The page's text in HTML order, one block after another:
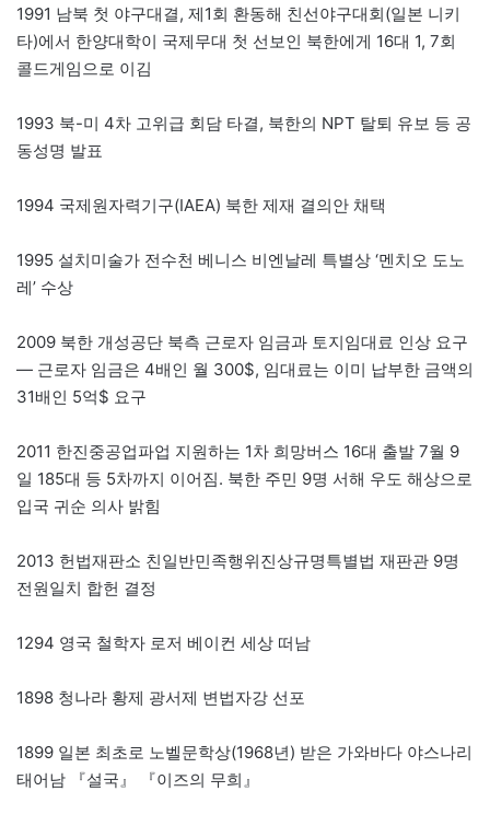
1991 남북 첫 야구대결, 제1회 환동해 친선야구대회(일본 니키
타)에서 한양대학이 국제무대 첫 선보인 북한에게 16대 1, 7회
콜드게임으로 이김
1993 북-미 4차 고위급 회담 타결, 북한의 NPT 탈퇴 유보 등 공
동성명 발표
1994 국제원자력기구(IAEA) 북한 제재 결의안 채택
1995 설치미술가 전수천 베니스 비엔날레 특별상 ‘멘치오 도노
레’ 수상
2009 북한 개성공단 북측 근로자 임금과 토지임대료 인상 요구
— 근로자 임금은 4배인 월 300$, 임대료는 이미 납부한 금액의
31배인 5억$ 요구
2011 한진중공업파업 지원하는 1차 희망버스 16대 출발 7월 9
일 185대 등 5차까지 이어짐. 북한 주민 9명 서해 우도 해상으로
입국 귀순 의사 밝힘
2013 헌법재판소 친일반민족행위진상규명특별법 재판관 9명
전원일치 합헌 결정
1294 영국 철학자 로저 베이컨 세상 떠남
1898 청나라 황제 광서제 변법자강 선포
1899 일본 최초로 노벨문학상(1968년) 받은 가와바다 야스나리
태어남 『설국』 『이즈의 무희』